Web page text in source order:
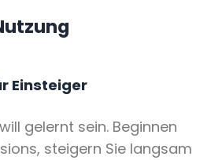
Einsteiger
gelernt sein. Beginnen
steigern Sie langsam